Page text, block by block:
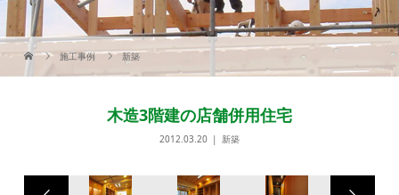
施工事例 新築
木造3階建の店舗併用住宅
2012.03.20 新築